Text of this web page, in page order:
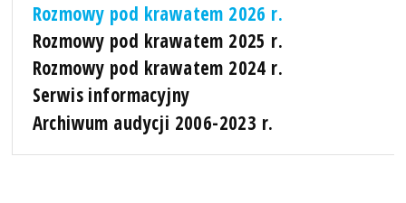
Rozmowy pod krawatem 2026 r.
Rozmowy pod krawatem 2025 r.
Rozmowy pod krawatem 2024 r.
Serwis informacyjny
Archiwum audycji 2006-2023 r.